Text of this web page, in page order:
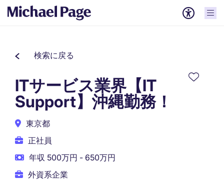
検索に戻る
ITサービス業界【IT
Support】沖縄勤務！
東京都
正社員
年収 500万円 - 650万円
外資系企業